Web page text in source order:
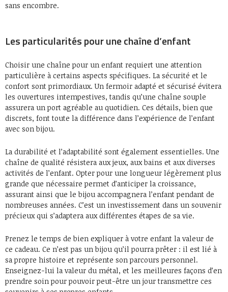
sans encombre.
Les particularités pour une chaîne d’enfant
Choisir une chaîne pour un enfant requiert une attention
particulière à certains aspects spécifiques. La sécurité et le
confort sont primordiaux. Un fermoir adapté et sécurisé évitera
les ouvertures intempestives, tandis qu’une chaîne souple
assurera un port agréable au quotidien. Ces détails, bien que
discrets, font toute la différence dans l’expérience de l’enfant
avec son bijou.
La durabilité et l’adaptabilité sont également essentielles. Une
chaîne de qualité résistera aux jeux, aux bains et aux diverses
activités de l’enfant. Opter pour une longueur légèrement plus
grande que nécessaire permet d’anticiper la croissance,
assurant ainsi que le bijou accompagnera l’enfant pendant de
nombreuses années. C’est un investissement dans un souvenir
précieux qui s’adaptera aux différentes étapes de sa vie.
Prenez le temps de bien expliquer à votre enfant la valeur de
ce cadeau. Ce n’est pas un bijou qu’il pourra prêter : il est lié à
sa propre histoire et représente son parcours personnel.
Enseignez-lui la valeur du métal, et les meilleures façons d’en
prendre soin pour pouvoir peut-être un jour transmettre ces